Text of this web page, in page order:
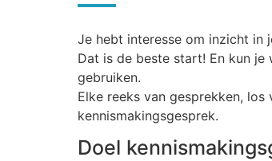
Je hebt interesse om inzicht in
Dat is de beste start! En kun
gebruiken.
Elke reeks van gesprekken,
kennismakingsgesprek.
Doel